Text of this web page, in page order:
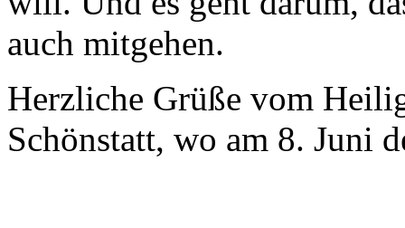
auch mitgehen.
Herzliche Grüße vom
Schönstatt, wo am 8. Juni